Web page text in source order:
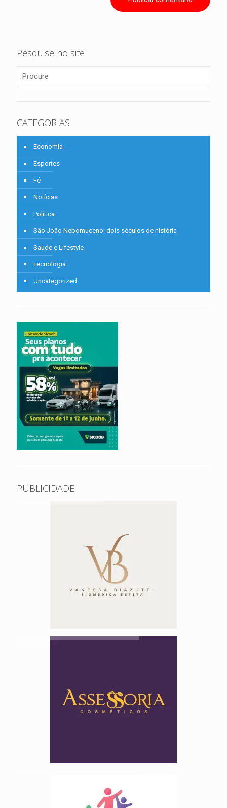
Pesquise no site
CATEGORIAS
Economia
Esportes
Fé
Notícias
Política
São João Nepomuceno: dois séculos de história
Saúde e Lifestyle
Tecnologia
Uncategorized
PUBLICIDADE